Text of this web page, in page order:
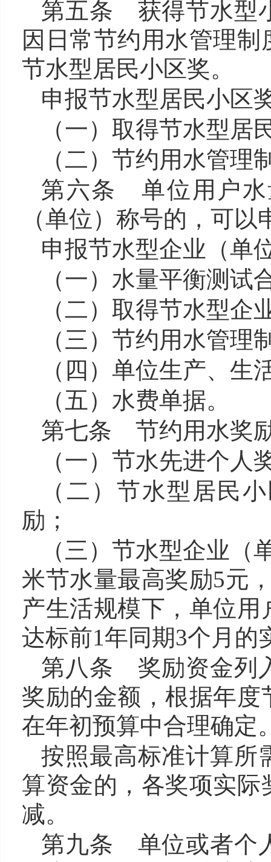
第五条 获得节水型
因日常节约用水管理
节水型居民小区奖。
申报节水型居民小区
（一）取得节水型居
（二）节约用水管理
第六条 单位用户水
（单位）称号的，可
申报节水型企业（单
（一）水量平衡测试
（二）取得节水型企
（三）节约用水管理
（四）单位生产、生
（五）水费单据。
第七条 节约用水奖
（一）节水先进个人
（二）节水型居民
励；
（三）节水型企业
米节水量最高奖励5元
产生活规模下，单位
达标前1年同期3个月的
第八条 奖励资金列
奖励的金额，根据年
在年初预算中合理确定
按照最高标准计算所
算资金的，各奖项实
减。
第九条 单位或者个